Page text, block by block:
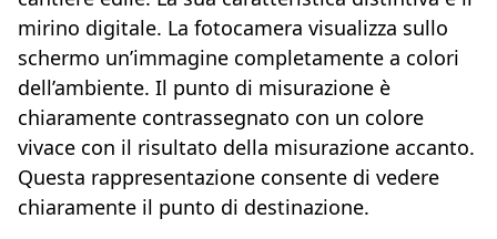
mirino digitale. La fotocamera visualizza sullo
schermo un’immagine completamente a colori
dell’ambiente. Il punto di misurazione è
chiaramente contrassegnato con un colore
vivace con il risultato della misurazione accanto.
Questa rappresentazione consente di vedere
chiaramente il punto di destinazione.